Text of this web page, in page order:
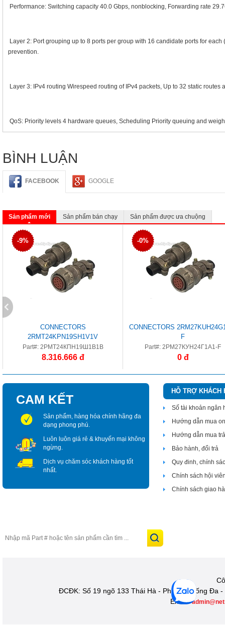
Performance: Switching capacity 40.0 Gbps, nonblocking, Forwarding rate
Layer 2: Port grouping up to 8 ports per group with 16 candidate ports for
prevention.
Layer 3: IPv4 routing Wirespeed routing of IPv4 packets, Up to 32 static
QoS: Priority levels 4 hardware queues, Scheduling Priority queuing and
BÌNH LUẬN
FACEBOOK GOOGLE
Sản phẩm mới Sản phẩm bán chạy Sản phẩm được ưa chuộng
-9%
CONNECTORS
2RMT24KPN19SH1V1V
Part#: 2РМТ24КПН19Ш1В1В
8.316.666 đ
-0%
CONNECTORS
F
Part#: 2РМ27КУН24Г1А1-F
0 đ
CAM KẾT
Sản phẩm, hàng hóa chính hãng đa
dạng phong phú.
Luôn luôn giá rẻ & khuyến mại không
ngừng.
Dịch vụ chăm sóc khách hàng tốt
nhất.
HỖ TRỢ KHÁCH
Số tài khoản ngân
Hướng dẫn mua
Hướng dẫn mua
Bảo hành, đổi trả
Quy đinh, chính
Chính sách hội
Chính sách giao
ĐCĐK: Số 19 ngõ 133 Thái Hà - Phường Đống Đa -
Email: